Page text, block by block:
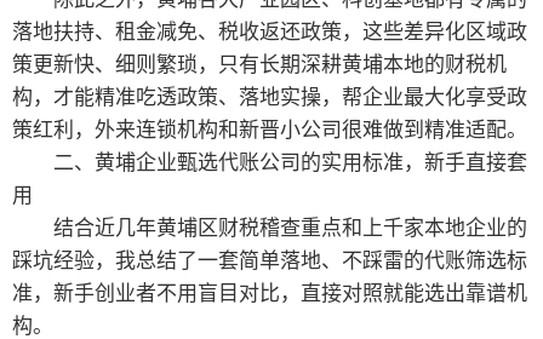
落地扶持、租金减免、税收返还政策，这些差异化区域政
策更新快、细则繁琐，只有长期深耕黄埔本地的财税机
构，才能精准吃透政策、落地实操，帮企业最大化享受政
策红利，外来连锁机构和新晋小公司很难做到精准适配。
二、黄埔企业甄选代账公司的实用标准，新手直接套
用
结合近几年黄埔区财税稽查重点和上千家本地企业的
踩坑经验，我总结了一套简单落地、不踩雷的代账筛选标
准，新手创业者不用盲目对比，直接对照就能选出靠谱机
构。